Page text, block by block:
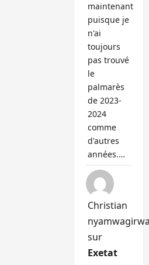
maintenant
puisque je
n'ai
toujours
pas trouvé
le
palmarès
de 2023-
2024
comme
d'autres
années.…
Christian
sur
Exetat